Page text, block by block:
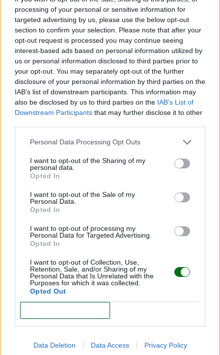
processing of your personal or sensitive information for
targeted advertising by us, please use the below opt-out
section to confirm your selection. Please note that after your
opt-out request is processed you may continue seeing
interest-based ads based on personal information utilized by
us or personal information disclosed to third parties prior to
your opt-out. You may separately opt-out of the further
disclosure of your personal information by third parties on the
IAB’s list of downstream participants. This information may
also be disclosed by us to third parties on the IAB’s List of
Downstream Participants that may further disclose it to other
Personal Data Processing Opt Outs
I want to opt-out of the Sharing of my
personal data.
Opted In
I want to opt-out of the Sale of my
Personal Data.
Opted In
I want to opt-out of processing my
Personal Data for Targeted Advertising.
Opted In
I want to opt-out of Collection, Use,
Retention, Sale, and/or Sharing of my
Personal Data that Is Unrelated with the
Purposes for which it was collected.
Opted Out
Data Deletion Data Access Privacy Policy
¿Se puede comer mozzarella en el embarazo?
LEER
¿Se puede comer queso en el embarazo?
LEER